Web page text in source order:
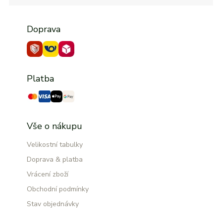
Doprava
Platba
Vše o nákupu
Velikostní tabulky
Doprava & platba
Vrácení zboží
Obchodní podmínky
Stav objednávky